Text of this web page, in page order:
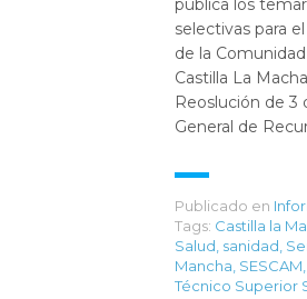
publica los
selectivas para
de la
Castilla La
Reoslución de 3
General de
Publicado en
Tags: Castilla la
Salud sanidad
Mancha SESCAM
Técnico Superior